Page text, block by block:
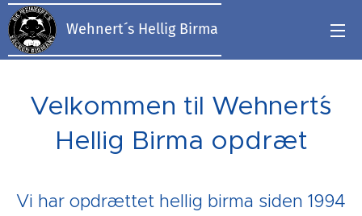
Wehnert´s Hellig Birma
Velkommen til Wehnert´s
Hellig Birma opdræt
Vi har opdrættet hellig birma siden 1994